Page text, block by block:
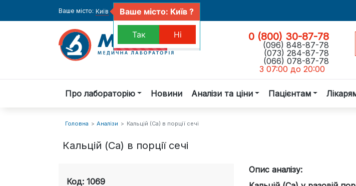
Ваше місто: Київ
0 (800) 30-87-78
(096) 848-87-78
(073) 284-87-78
(066) 078-87-78
З 07:00 до 20:00
Про лабораторію Новини Аналізи та ціни Пацієнтам
Головна Аналізи Кальцій (Ca) в порції сечі
Кальцій (Ca) в порції сечі
Код: 1069
Опис аналізу:
Ваше місто: Київ ?
Так Ні